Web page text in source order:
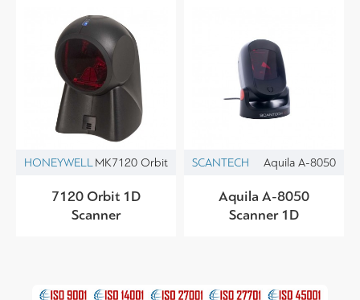
HONEYWELL MK7120 Orbit
7120 Orbit 1D
Scanner
SCANTECH Aquila A-8050
Aquila A-8050
Scanner 1D